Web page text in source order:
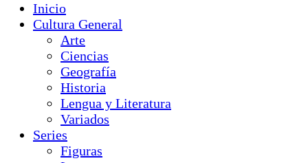
Inicio
Cultura General
Arte
Ciencias
Geografía
Historia
Lengua y Literatura
Variados
Series
Figuras